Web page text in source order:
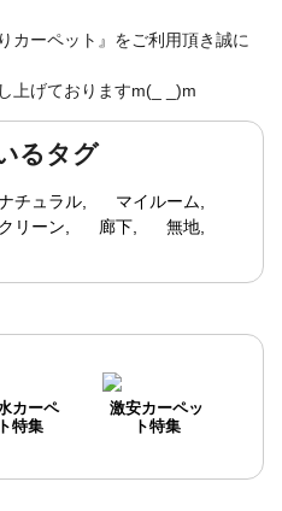
カーペット』をご利用頂き誠に
上げておりますm(_ _)m
るタグ
チュラル
マイルーム
リーン 廊下
無地
カーペ
特集
激安カーペッ
ト特集